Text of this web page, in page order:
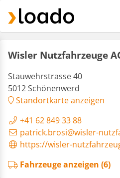
Wisler Nutzfahrzeuge
Stauwehrstrasse 40
5012 Schönenwerd
Standortkarte anzeigen
+41 62 849 33 88
patrick.brosi@wisler-
https://wisler-
Fahrzeuge anzeigen (6)